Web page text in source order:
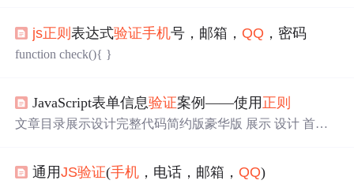
中文： 7.非中文： 8.限制长度： 9.数字： 10.正整数及整
数： 11.请输入数字(可正负) 12.请输入数字/小数点: 13.请
手
js正则表达式验证手机号，邮箱， QQ ，密码
function check(){ }
JavaScript表单信息验证案例——使用 正则
文章目录展示设计完整代码简约版豪华版 展示 设计 首先
pan></span><br>手机 ：<input type="text" id="txtPhone"><s
通用JS验证(手机 ，电话，邮箱， QQ)